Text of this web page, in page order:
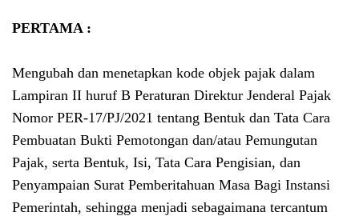
PERTAMA :
Mengubah dan menetapkan kode objek pajak dalam
Lampiran II huruf B Peraturan Direktur Jenderal Pajak
Nomor PER-17/PJ/2021 tentang Bentuk dan Tata Cara
Pembuatan Bukti Pemotongan dan/atau Pemungutan
Pajak, serta Bentuk, Isi, Tata Cara Pengisian, dan
Penyampaian Surat Pemberitahuan Masa Bagi Instansi
Pemerintah, sehingga menjadi sebagaimana tercantum